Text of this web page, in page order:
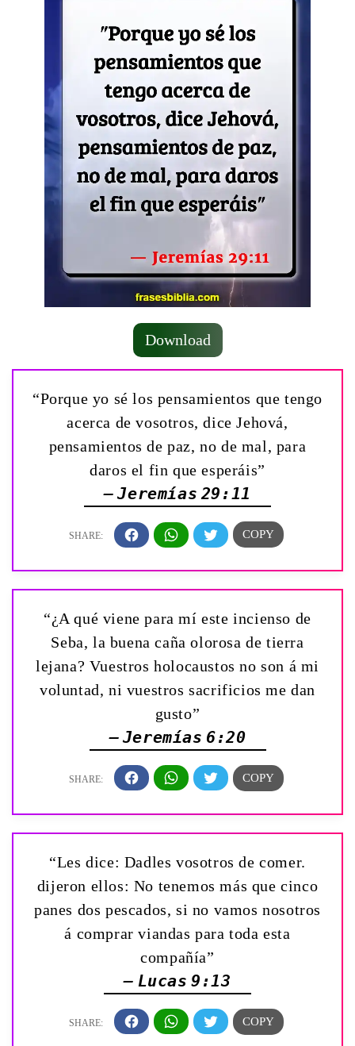
Download
“Porque yo sé los pensamientos que tengo
acerca de vosotros, dice Jehová,
pensamientos de paz, no de mal, para
daros el fin que esperáis”
— Jeremías 29:11
“¿A qué viene para mí este incienso de
Seba, la buena caña olorosa de tierra
lejana? Vuestros holocaustos no son á mi
voluntad, ni vuestros sacrificios me dan
gusto”
— Jeremías 6:20
“Les dice: Dadles vosotros de comer.
dijeron ellos: No tenemos más que cinco
panes dos pescados, si no vamos nosotros
á comprar viandas para toda esta
compañía”
— Lucas 9:13